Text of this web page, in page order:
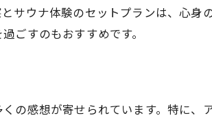
自然環境とサウナの相乗効果
新しいサウナ体験としての価値
の自然とペンションでの癒しの時間
サウナ体験のセットプランは、心
ごすのもおすすめです。
の感想が寄せられています。特に